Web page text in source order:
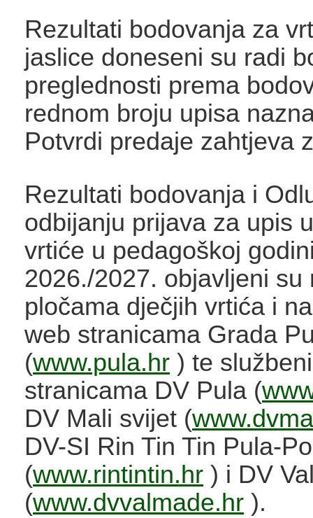
Rezultati bodovanja za
jaslice doneseni su radi
preglednosti prema
rednom broju upisa
Potvrdi predaje zahtjeva
Rezultati bodovanja i
odbijanju prijava za upis
vrtiće u pedagoškoj
2026./2027. objavljeni su
pločama dječjih vrtića i
web stranicama Grada
(www.pula.hr ) te
stranicama DV Pula (
DV Mali svijet (
DV-SI Rin Tin Tin Pula-
(www.rintintin.hr ) i DV
(www.dvvalmade.hr ).